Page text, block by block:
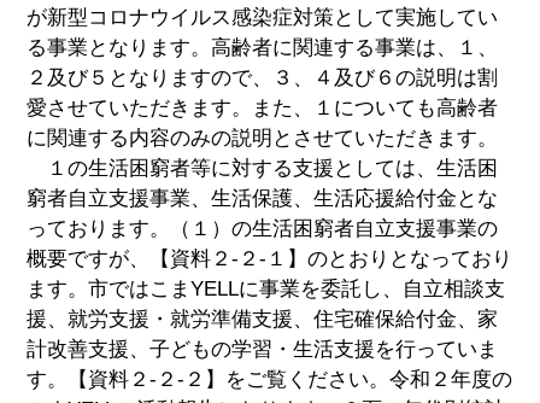
が新型コロナウイルス感染症対策として実施してい
る事業となります。高齢者に関連する事業は、１、
２及び５となりますので、３、４及び６の説明は割
愛させていただきます。また、１についても高齢者
に関連する内容のみの説明とさせていただきます。
１の生活困窮者等に対する支援としては、生活困
窮者自立支援事業、生活保護、生活応援給付金とな
っております。（１）の生活困窮者自立支援事業の
概要ですが、【資料２-２-１】のとおりとなっており
ます。市ではこまYELLに事業を委託し、自立相談支
援、就労支援・就労準備支援、住宅確保給付金、家
計改善支援、子どもの学習・生活支援を行っていま
す。【資料２-２-２】をご覧ください。令和２年度の